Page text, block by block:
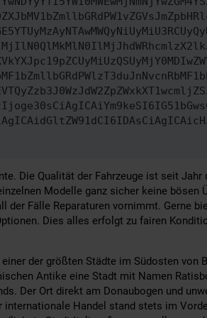
Die Qualität der Fahrzeuge ist seit
Modelle ganz sicher keine
Fälle Reparaturen vornimmt. Gerne
Dies alles erfolgt zu fairen
der größten Städte im Südosten
Antike eine Stadt mit Namen
Der Ort direkt am Donaubogen und
Handel stand stets im